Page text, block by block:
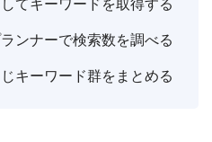
てキーワードを取得する
ンナーで検索数を調べる
キーワード群をまとめる